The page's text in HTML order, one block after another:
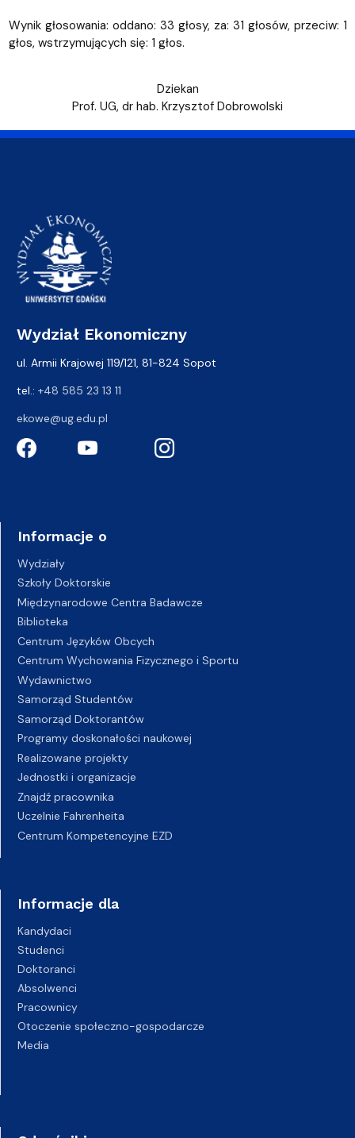
Wynik głosowania: oddano: 33 głosy, za: 31 głosów, przeciw: 1
głos, wstrzymujących się: 1 głos.
Dziekan
Prof. UG, dr hab. Krzysztof Dobrowolski
Wydział Ekonomiczny
ul. Armii Krajowej 119/121, 81-824 Sopot
tel.: +48 585 23 13 11
ekowe@ug.edu.pl
Informacje o
Wydziały
Szkoły Doktorskie
Międzynarodowe Centra Badawcze
Biblioteka
Centrum Języków Obcych
Centrum Wychowania Fizycznego i Sportu
Wydawnictwo
Samorząd Studentów
Samorząd Doktorantów
Programy doskonałości naukowej
Realizowane projekty
Jednostki i organizacje
Znajdź pracownika
Uczelnie Fahrenheita
Centrum Kompetencyjne EZD
Informacje dla
Kandydaci
Studenci
Doktoranci
Absolwenci
Pracownicy
Otoczenie społeczno-gospodarcze
Media